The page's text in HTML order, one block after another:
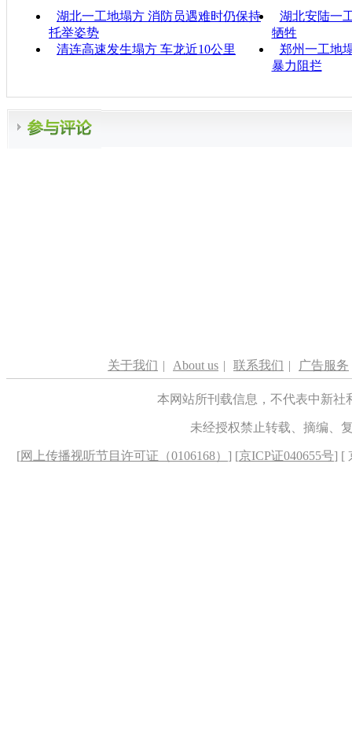
湖北一工地塌方 消防员遇难时仍保持
托举姿势
湖北安陆一
牺牲
清连高速发生塌方 车龙近10公里
郑州一工地
暴力阻拦
关于我们 | About us | 联系我们 | 广告服务
本网站所刊载信息，不代表中新
未经授权禁止转载、摘编、
[网上传播视听节目许可证（0106168） ] [京ICP证040655号] [